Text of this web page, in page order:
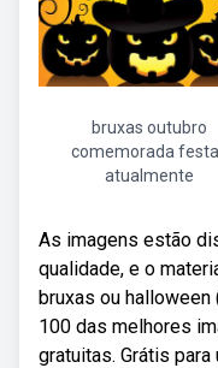
bruxas outubro
comemorada
atualmente
As imagens estão
qualidade, e o
bruxas ou
100 das melhores
gratuitas. Grátis